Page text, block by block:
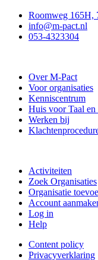
Roomweg 165H,
info@m-pact.nl
053-4323304
Over M-Pact
Voor organisaties
Kenniscentrum
Huis voor Taal en
Werken bij
Activiteiten
Zoek Organisaties
Organisatie
Account
Log in
Help
Content policy
Privacyverklaring